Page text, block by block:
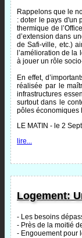
Rappelons que le
: doter le pays d'un
thermique de
d’extension dans
de Safi-ville, etc.)
l’amélioration de
à jouer un rôle
En effet,
réalisée par le
infrastructures
surtout dans le
pôles économiques
LE MATIN - le 2
lire...
Logement:
- Les besoins
- Près de la moitié
- Engouement pour